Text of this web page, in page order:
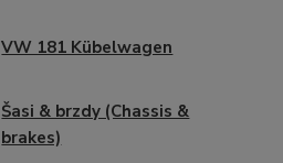
VW 181 Kübelwagen
Šasi & brzdy (Chassis &
brakes)